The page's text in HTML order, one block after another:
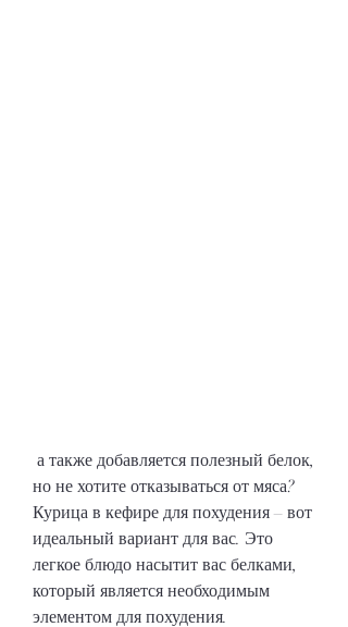
но не хотите отказываться от мяса?
Курица в кефире для похудения – вот
идеальный вариант для вас. Это
легкое блюдо насытит вас белками,
который является необходимым
элементом для похудения.